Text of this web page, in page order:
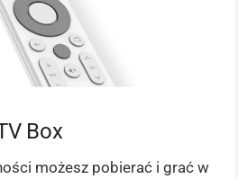
Box
możesz pobierać i grać w